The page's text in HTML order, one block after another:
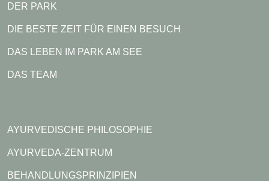
DER PARK
DIE BESTE ZEIT FÜR EINEN BESUCH
DAS LEBEN IM PARK AM SEE
DAS TEAM
AYURVEDISCHE PHILOSOPHIE
AYURVEDA-ZENTRUM
BEHANDLUNGSPRINZIPIEN